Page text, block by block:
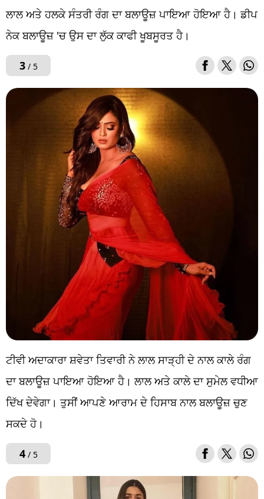
ਲਾਲ ਅਤੇ ਹਲਕੇ ਸੰਤਰੀ ਰੰਗ ਦਾ ਬਲਾਊਜ਼ ਪਾਇਆ ਹੋਇਆ ਹੈ। ਡੀਪ
ਨੇਕ ਬਲਾਊਜ਼ 'ਚ ਉਸ ਦਾ ਲੁੱਕ ਕਾਫੀ ਖੂਬਸੂਰਤ ਹੈ।
3/ 5
ਟੀਵੀ ਅਦਾਕਾਰਾ ਸ਼ਵੇਤਾ ਤਿਵਾਰੀ ਨੇ ਲਾਲ ਸਾੜ੍ਹੀ ਦੇ ਨਾਲ ਕਾਲੇ ਰੰਗ
ਦਾ ਬਲਾਊਜ਼ ਪਾਇਆ ਹੋਇਆ ਹੈ। ਲਾਲ ਅਤੇ ਕਾਲੇ ਦਾ ਸੁਮੇਲ ਵਧੀਆ
ਦਿੱਖ ਦੇਵੇਗਾ। ਤੁਸੀਂ ਆਪਣੇ ਆਰਾਮ ਦੇ ਹਿਸਾਬ ਨਾਲ ਬਲਾਊਜ਼ ਚੁਣ
ਸਕਦੇ ਹੋ।
4/ 5